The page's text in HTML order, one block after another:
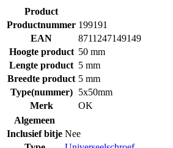
Product
Productnummer 199191
EAN
8711247149149
Hoogte product 50 mm
Lengte product 5 mm
Breedte product 5 mm
Type(nummer)
5x50mm
Merk
OK
Algemeen
Inclusief bitje Nee